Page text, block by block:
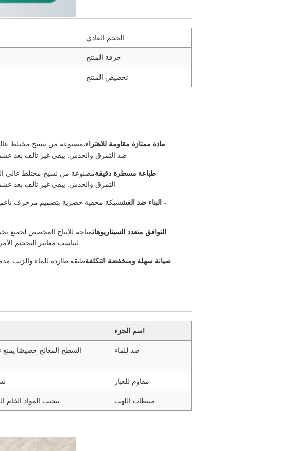
الحجم العادي
حرفة المنتج
تخصيص المنتج
مادة ممتازة مقاومة للاهتراء.مصنوعة من نسيج مختلط عالي
ضد التمزق والخدش. يبقى غير تالف بعد
طباعة مسطرة دقيقةمصنوعة من نسيج مختلط عالي
التمزق والخدش. يبقى غير تالف بعد
- البناء ضد الغششبكة مخفية حصرية بتصميم مزخرف ناعم
التوافق متعدد السيناريوهات
لتناسب معايير التحجيم
صيانة سهلة ومنخفضة التكلفةطبقة طاردة للماء والزيت
اسم الجزء
ضد للماء
السطح المعالج خصيصًا يمنع
مقاوم للغبار
مثبطات اللهب تتجنب المواد